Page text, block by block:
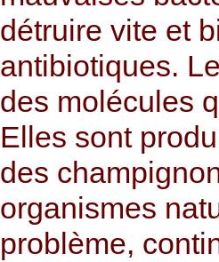
détruire vite et
antibiotiques.
des molécules
Elles sont
des
organismes
problème,